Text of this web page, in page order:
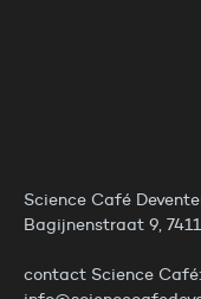
Science Café
Bagijnenstraat 9,
contact Science Café: